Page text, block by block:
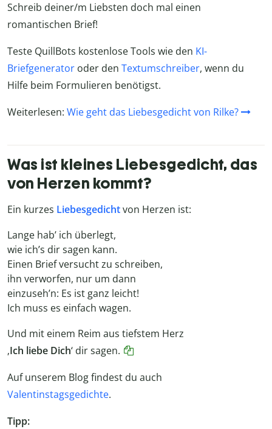
Schreib deiner/m Liebsten doch mal einen
romantischen Brief!
Teste QuillBots kostenlose Tools wie den KI-
Briefgenerator oder den Textumschreiber, wenn du
Hilfe beim Formulieren benötigst.
Weiterlesen: Wie geht das Liebesgedicht von Rilke?
Was ist kleines Liebesgedicht, das
von Herzen kommt?
Ein kurzes Liebesgedichtvon Herzen ist:
Lange hab’ ich überlegt,
wie ich’s dir sagen kann.
Einen Brief versucht zu schreiben,
ihn verworfen, nur um dann
einzuseh’n: Es ist ganz leicht!
Ich muss es einfach wagen.
Und mit einem Reim aus tiefstem Herz
‚Ich liebe Dich‘ dir sagen.
Auf unserem Blog findest du auch
Valentinstagsgedichte.
Tipp: